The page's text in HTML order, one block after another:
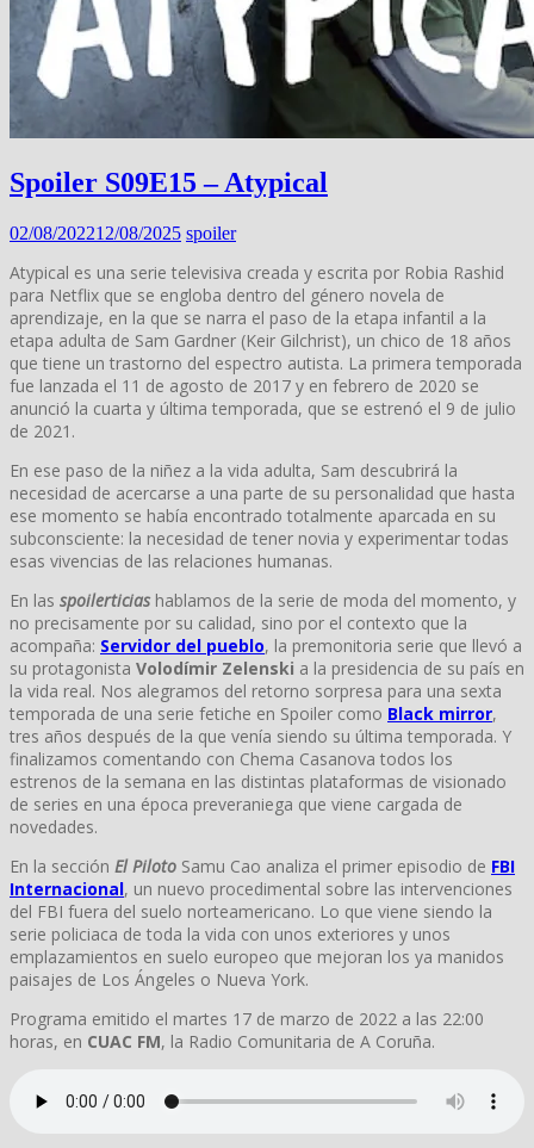
Spoiler S09E15 – Atypical
02/08/202212/08/2025 spoiler
Atypical es una serie televisiva creada y escrita por Robia Rashid
para Netflix que se engloba dentro del género novela de
aprendizaje, en la que se narra el paso de la etapa infantil a la
etapa adulta de Sam Gardner (Keir Gilchrist), un chico de 18 años
que tiene un trastorno del espectro autista. La primera temporada
fue lanzada el 11 de agosto de 2017 y en febrero de 2020 se
anunció la cuarta y última temporada, que se estrenó el 9 de julio
de 2021.
En ese paso de la niñez a la vida adulta, Sam descubrirá la
necesidad de acercarse a una parte de su personalidad que hasta
ese momento se había encontrado totalmente aparcada en su
subconsciente: la necesidad de tener novia y experimentar todas
esas vivencias de las relaciones humanas.
En las spoilerticiashablamos de la serie de moda del momento, y
no precisamente por su calidad, sino por el contexto que la
acompaña: Servidor del pueblo, la premonitoria serie que llevó a
su protagonista Volodímir Zelenski a la presidencia de su país en
la vida real. Nos alegramos del retorno sorpresa para una sexta
temporada de una serie fetiche en Spoiler como Black mirror,
tres años después de la que venía siendo su última temporada. Y
finalizamos comentando con Chema Casanova todos los
estrenos de la semana en las distintas plataformas de visionado
de series en una época preveraniega que viene cargada de
novedades.
En la sección El Piloto Samu Cao analiza el primer episodio de FBI
Internacional, un nuevo procedimental sobre las intervenciones
del FBI fuera del suelo norteamericano. Lo que viene siendo la
serie policiaca de toda la vida con unos exteriores y unos
emplazamientos en suelo europeo que mejoran los ya manidos
paisajes de Los Ángeles o Nueva York.
Programa emitido el martes 17 de marzo de 2022 a las 22:00
horas, en CUAC FM, la Radio Comunitaria de A Coruña.